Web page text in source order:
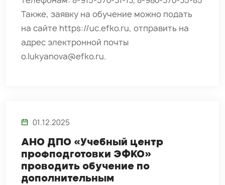
Также, заявку на обучение можно подать
на сайте https://uc.efko.ru, отправить на
адрес электронной почты
o.lukyanova@efko.ru.
01.12.2025
АНО ДПО «Учебный центр
профподготовки ЭФКО»
проводить обучение по
дополнительным